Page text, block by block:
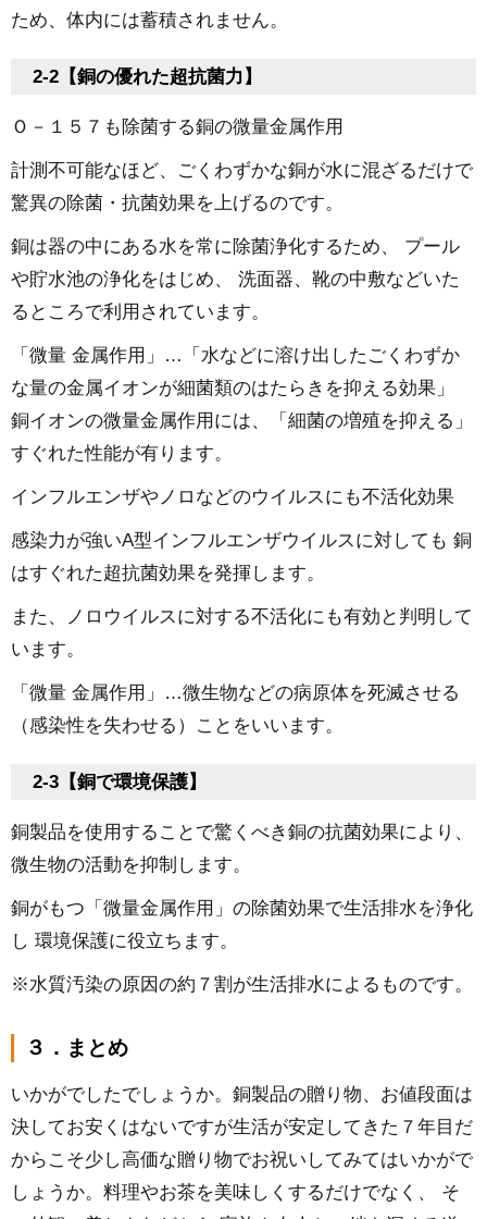
ため、体内には蓄積されません。
2-2【銅の優れた超抗菌力】
Ｏ－１５７も除菌する銅の微量金属作用
計測不可能なほど、ごくわずかな銅が水に混ざるだけで
驚異の除菌・抗菌効果を上げるのです。
銅は器の中にある水を常に除菌浄化するため、 プール
や貯水池の浄化をはじめ、 洗面器、靴の中敷などいた
るところで利用されています。
「微量 金属作用」…「水などに溶け出したごくわずか
な量の金属イオンが細菌類のはたらきを抑える効果」
銅イオンの微量金属作用には、「細菌の増殖を抑える」
すぐれた性能が有ります。
インフルエンザやノロなどのウイルスにも不活化効果
感染力が強いA型インフルエンザウイルスに対しても 銅
はすぐれた超抗菌効果を発揮します。
また、ノロウイルスに対する不活化にも有効と判明して
います。
「微量 金属作用」…微生物などの病原体を死滅させる
（感染性を失わせる）ことをいいます。
2-3【銅で環境保護】
銅製品を使用することで驚くべき銅の抗菌効果により、
微生物の活動を抑制します。
銅がもつ「微量金属作用」の除菌効果で生活排水を浄化
し 環境保護に役立ちます。
※水質汚染の原因の約７割が生活排水によるものです。
３．まとめ
いかがでしたでしょうか。銅製品の贈り物、お値段面は
決してお安くはないですが生活が安定してきた７年目だ
からこそ少し高価な贈り物でお祝いしてみてはいかがで
しょうか。料理やお茶を美味しくするだけでなく、 そ